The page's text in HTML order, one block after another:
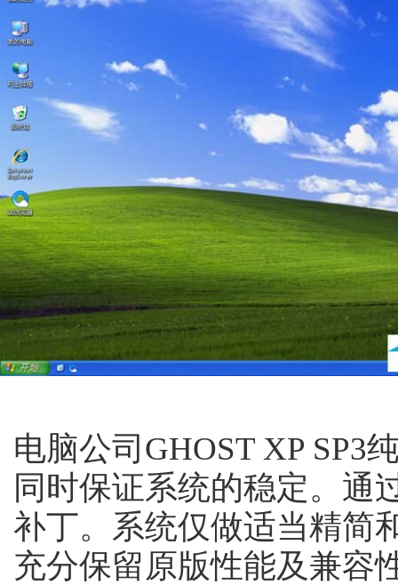
电脑公司GHOST XP SP3
同时保证系统的稳定。通
补丁。系统仅做适当精简
充分保留原版性能及兼容